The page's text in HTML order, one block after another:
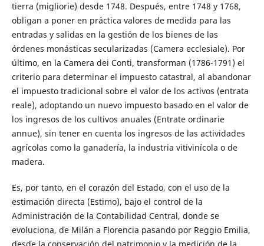
tierra (migliorie) desde 1748. Después, entre 1748 y 1768,
obligan a poner en práctica valores de medida para las
entradas y salidas en la gestión de los bienes de las
órdenes monásticas secularizadas (Camera ecclesiale). Por
último, en la Camera dei Conti, transforman (1786-1791) el
criterio para determinar el impuesto catastral, al abandonar
el impuesto tradicional sobre el valor de los activos (entrata
reale), adoptando un nuevo impuesto basado en el valor de
los ingresos de los cultivos anuales (Entrate ordinarie
annue), sin tener en cuenta los ingresos de las actividades
agrícolas como la ganadería, la industria vitivinícola o de
madera.
Es, por tanto, en el corazón del Estado, con el uso de la
estimación directa (Estimo), bajo el control de la
Administración de la Contabilidad Central, donde se
evoluciona, de Milán a Florencia pasando por Reggio Emilia,